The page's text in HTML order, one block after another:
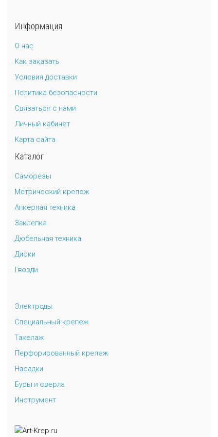
Информация
О нас
Как заказать
Условия доставки
Политика безопасности
Связаться с нами
Личный кабинет
Карта сайта
Каталог
Саморезы
Метрический крепеж
Анкерная техника
Заклепка
Дюбельная техника
Диски
Гвозди
Электроды
Специальный крепеж
Такелаж
Перфорированный крепеж
Насадки
Буры и сверла
Инструмент